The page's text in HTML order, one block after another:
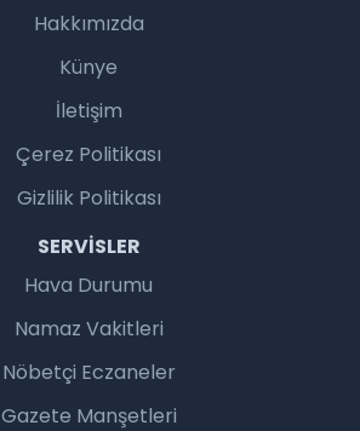
Hakkımızda
Künye
İletişim
Çerez Politikası
Gizlilik Politikası
SERVISLER
Hava Durumu
Namaz Vakitleri
Nöbetçi Eczaneler
Gazete Manşetleri